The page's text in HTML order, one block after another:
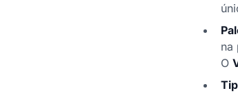
na
O